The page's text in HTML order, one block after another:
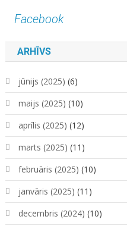
Facebook
ARHĪVS
jūnijs (2025) (6)
maijs (2025) (10)
aprīlis (2025) (12)
marts (2025) (11)
februāris (2025) (10)
janvāris (2025) (11)
decembris (2024) (10)